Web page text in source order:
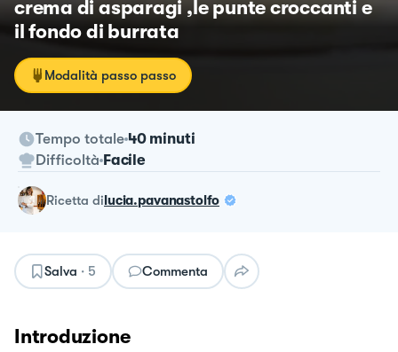
crema di asparagi ,le punte croccanti e
il fondo di burrata
Modalità passo passo
Tempo totale 40 minuti
Difficoltà Facile
ricetta dilucia.pavanastolfo
Salva · 5 Commenta
Introduzione